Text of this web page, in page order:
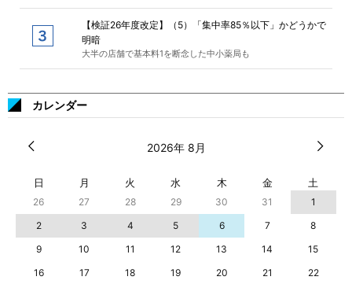
【検証26年度改定】（5）「集中率85％以下」かどうかで
明暗
大半の店舗で基本料1を断念した中小薬局も
カレンダー
2026年 8月
日 月 火 水 木 金 土
26 27 28 29 30 31
1
2
3 4 5 6 7
8
9
10 11 12 13 14
15
16
17 18 19 20 21
22